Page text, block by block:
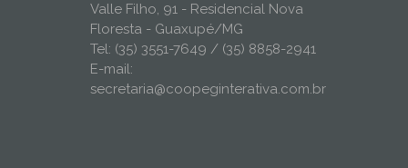
Valle Filho, 91 - Residencial Nova
Floresta - Guaxupé/MG
Tel: (35) 3551-7649 / (35) 8858-2941
E-mail:
secretaria@coopeginterativa.com.br